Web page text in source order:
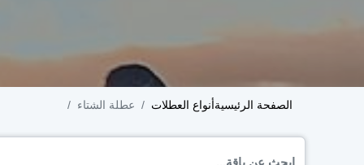
الصفحة الرئيسيةأنواع العطلات عطلة الشتاء